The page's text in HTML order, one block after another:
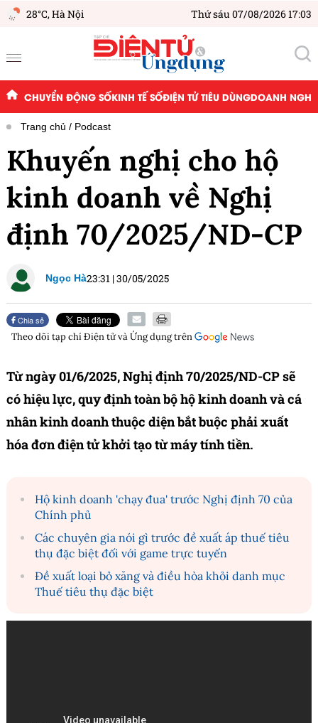
28°C,Hà Nội Thứ sáu 07/08/2026 17:03
CHUYỂN ĐỘNG SỐKINH TẾ SỐĐIỆN TỬ TIÊU DÙNGDOANH
Trang chủ Podcast
Khuyến nghị cho hộ
kinh doanh về Nghị
định 70/2025/ND-CP
Ngọc Hà23:31 |30/05/2025
Chia sẻ
Theo dõi tạp chíĐiện tử và Ứng dụngtrên
Từ ngày 01/6/2025, Nghị định 70/2025/ND-CP sẽ
có hiệu lực, quy định toàn bộ hộ kinh doanh và cá
nhân kinh doanh thuộc diện bắt buộc phải xuất
hóa đơn điện tử khởi tạo từ máy tính tiền.
Hộ kinh doanh 'chạy đua' trước Nghị định 70 của
Chính phủ
Các chuyên gia nói gì trước đề xuất áp thuế tiêu
thụ đặc biệt đối với game trực tuyến
Đề xuất loại bỏ xăng và điều hòa khỏi danh mục
Thuế tiêu thụ đặc biệt